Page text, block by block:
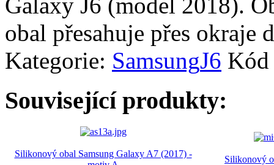
obal přesahuje přes okraje
Kategorie: SamsungJ6
Související produkty:
Silikonový obal Samsung Galaxy A7 (2017) -
Silikonový